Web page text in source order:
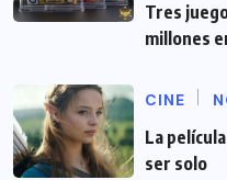
Tres
millones
CINE
La
ser solo